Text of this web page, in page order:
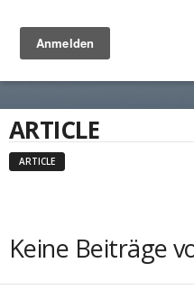
ARTICLE
ARTICLE
Keine Beiträge